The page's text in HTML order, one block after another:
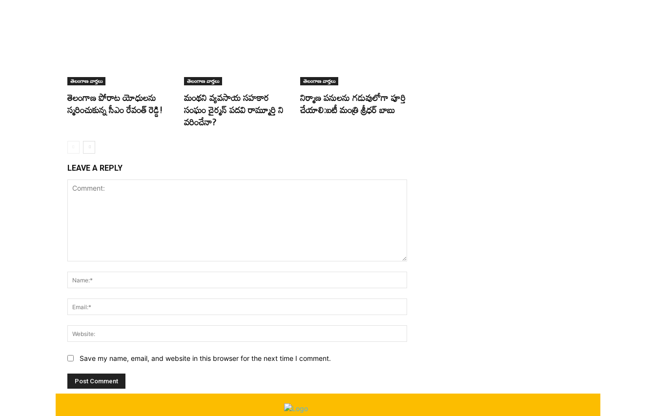
తెలంగాణ వార్తలు
తెలంగాణ పోరాట యోధులను
స్మరించుకున్న సీఎం రేవంత్ రెడ్డి!
తెలంగాణ వార్తలు
మంథని వ్యవసాయ సహకార
సంఘం చైర్మన్ పదవి రామ్మూర్తి ని
వరించేనా?
తెలంగాణ వార్తలు
నిర్మాణ పనులను గడువులోగా పూర్తి
చేయాలి:ఐటీ మంత్రి శ్రీధర్ బాబు
LEAVE A REPLY
Save my name, email, and website in this browser for the next time I comment.